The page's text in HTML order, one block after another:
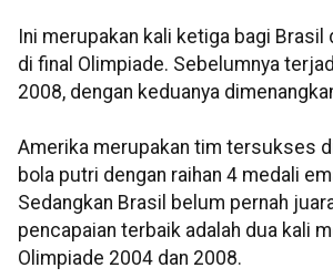
Ini merupakan kali ketiga bagi Brasil
di final Olimpiade. Sebelumnya
2008, dengan keduanya
Amerika merupakan tim tersukses
bola putri dengan raihan 4 medali
Sedangkan Brasil belum pernah
pencapaian terbaik adalah dua kali
Olimpiade 2004 dan 2008.